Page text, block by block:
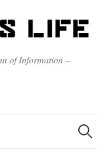
of Information –
検
索: